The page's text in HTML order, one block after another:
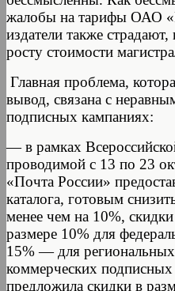
жалобы на тарифы ОАО
издатели также
росту стоимости
Главная проблема,
вывод, связана с
подписных кампаниях:
— в рамках
проводимой с 13 по 23
«Почта России»
каталога, готовым
менее чем на 10%,
размере 10% для
15% — для
коммерческих подписных
предложила скидки в